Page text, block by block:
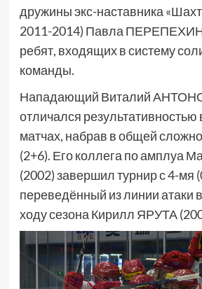
дружины экс-наставника
2011-2014) Павла
ребят, входящих в систему
команды.
Нападающий Виталий
отличался результативностью
матчах, набрав в общей
(2+6). Его коллега по амплуа
(2002) завершил турнир с 4-мя
переведённый из линии атаки
ходу сезона Кирилл ЯРУТА